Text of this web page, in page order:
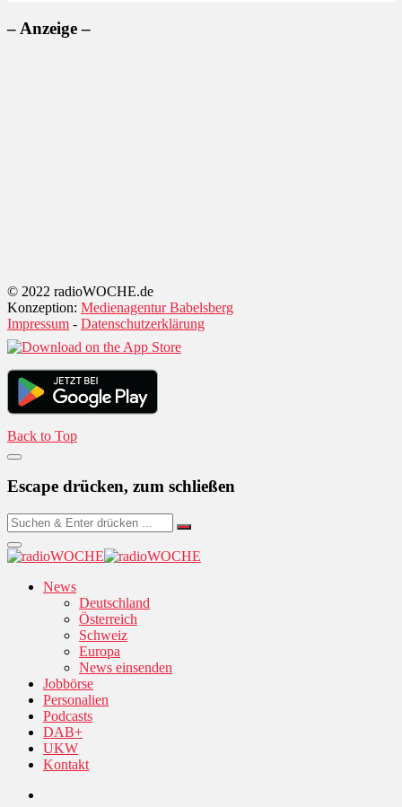
– Anzeige –
© 2022 radioWOCHE.de
Konzeption: Medienagentur Babelsberg
Impressum - Datenschutzerklärung
Back to Top
Escape drücken, zum schließen
News
Deutschland
Österreich
Schweiz
Europa
News einsenden
Jobbörse
Personalien
Podcasts
DAB+
UKW
Kontakt